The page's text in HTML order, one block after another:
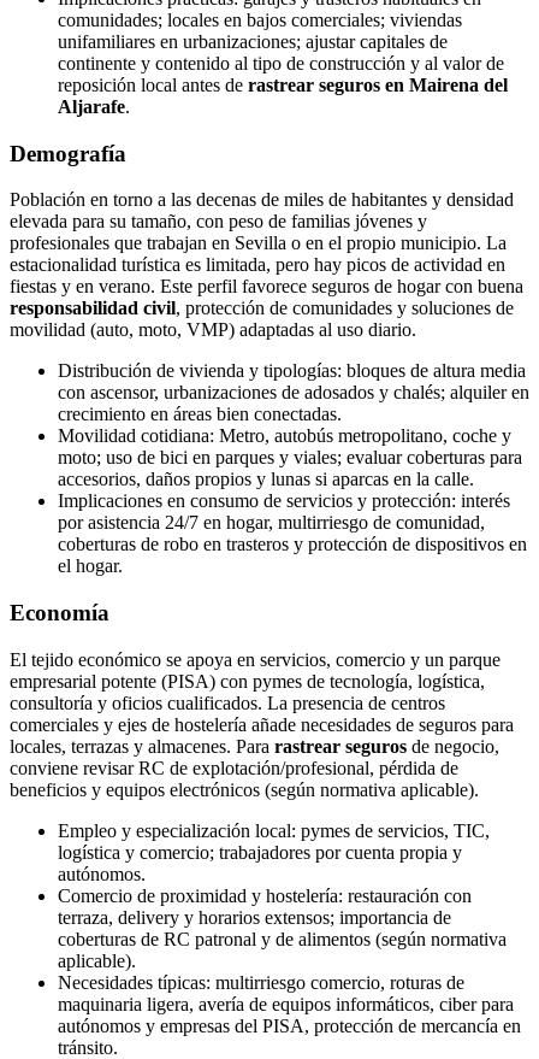
comunidades; locales en bajos comerciales; viviendas
unifamiliares en urbanizaciones; ajustar capitales de
continente y contenido al tipo de construcción y al valor de
reposición local antes de rastrear seguros en Mairena del
Aljarafe.
Demografía
Población en torno a las decenas de miles de habitantes y densidad
elevada para su tamaño, con peso de familias jóvenes y
profesionales que trabajan en Sevilla o en el propio municipio. La
estacionalidad turística es limitada, pero hay picos de actividad en
fiestas y en verano. Este perfil favorece seguros de hogar con buena
responsabilidad civil, protección de comunidades y soluciones de
movilidad (auto, moto, VMP) adaptadas al uso diario.
Distribución de vivienda y tipologías: bloques de altura media
con ascensor, urbanizaciones de adosados y chalés; alquiler en
crecimiento en áreas bien conectadas.
Movilidad cotidiana: Metro, autobús metropolitano, coche y
moto; uso de bici en parques y viales; evaluar coberturas para
accesorios, daños propios y lunas si aparcas en la calle.
Implicaciones en consumo de servicios y protección: interés
por asistencia 24/7 en hogar, multirriesgo de comunidad,
coberturas de robo en trasteros y protección de dispositivos en
el hogar.
Economía
El tejido económico se apoya en servicios, comercio y un parque
empresarial potente (PISA) con pymes de tecnología, logística,
consultoría y oficios cualificados. La presencia de centros
comerciales y ejes de hostelería añade necesidades de seguros para
locales, terrazas y almacenes. Para rastrear seguros de negocio,
conviene revisar RC de explotación/profesional, pérdida de
beneficios y equipos electrónicos (según normativa aplicable).
Empleo y especialización local: pymes de servicios, TIC,
logística y comercio; trabajadores por cuenta propia y
autónomos.
Comercio de proximidad y hostelería: restauración con
terraza, delivery y horarios extensos; importancia de
coberturas de RC patronal y de alimentos (según normativa
aplicable).
Necesidades típicas: multirriesgo comercio, roturas de
maquinaria ligera, avería de equipos informáticos, ciber para
autónomos y empresas del PISA, protección de mercancía en
tránsito.